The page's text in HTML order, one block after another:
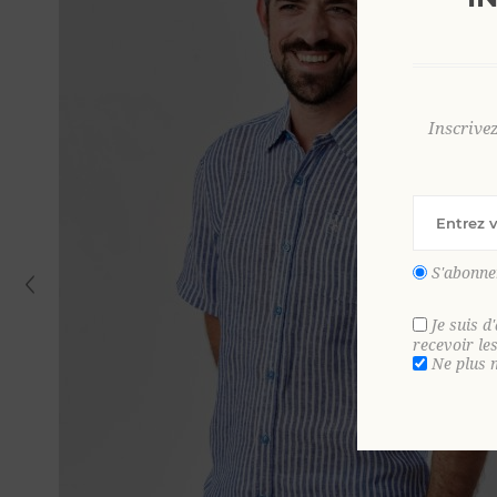
Je suis
recevoir
Ne plus